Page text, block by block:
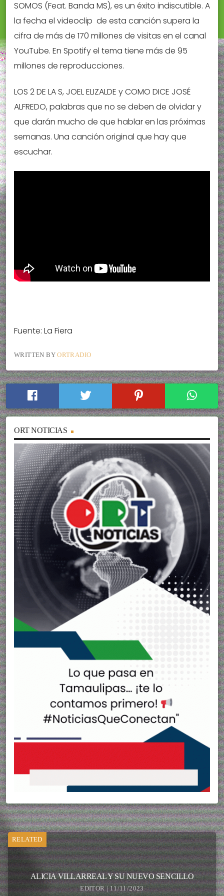
SOMOS (Feat. Banda MS), es un éxito indiscutible. A
la fecha el videoclip de esta canción supera la
cifra de más de 170 millones de visitas en el canal
YouTube. En Spotify el tema tiene más de 95
millones de reproducciones.
LOS 2 DE LA S, JOEL ELIZALDE y COMO DICE JOSÉ
ALFREDO, palabras que no se deben de olvidar y
que darán mucho de que hablar en las próximas
semanas. Una canción original que hay que
escuchar.
Fuente: La Fiera
WRITTEN BYORTRADIO
ORT NOTICIAS
RELATED
ALICIA VILLARREAL Y SU NUEVO SENCILLO
EDITOR | 11/11/2023